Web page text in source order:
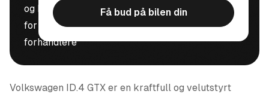
og kilometerstand
for å motta bud fra
forhandlere
Få bud på bilen din
Volkswagen ID.4 GTX er en kraftfull og velutstyrt